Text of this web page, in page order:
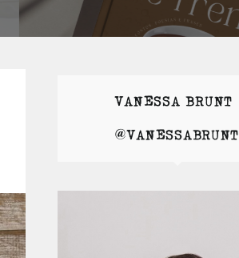
VANESSA BRUNT |
@VANESSABRUNT